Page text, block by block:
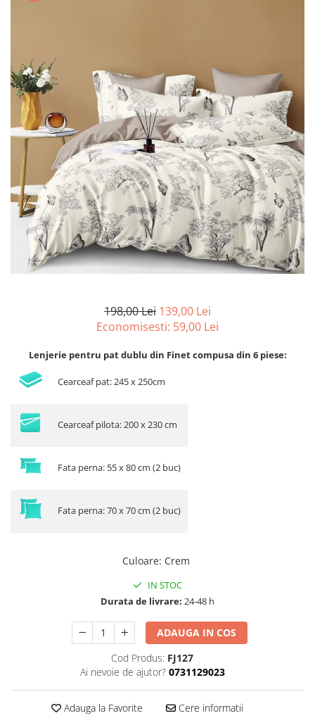
Lenjerii de pat Damasc
Lenjerii de pat Finet + 2 Draperii
Lenjerii de pat Finet cu PLIURI
Lenjerii de pat finet Home
Lenjerii de pat Saten 4 piese cu
elastic
198,00 Lei 139,00 Lei
Economisesti: 59,00 Lei
Lenjerie pentru pat dublu din Finet compusa din 6 piese:
Cearceaf pat: 245 x 250cm
Cearceaf pilota: 200 x 230 cm
Fata perna: 55 x 80 cm (2 buc)
Fata perna: 70 x 70 cm (2 buc)
Culoare: Crem
IN STOC
Durata de livrare: 24-48 h
ADAUGA IN COS
Cod Produs: FJ127
Ai nevoie de ajutor? 0731129023
Adauga la Favorite Cere informatii